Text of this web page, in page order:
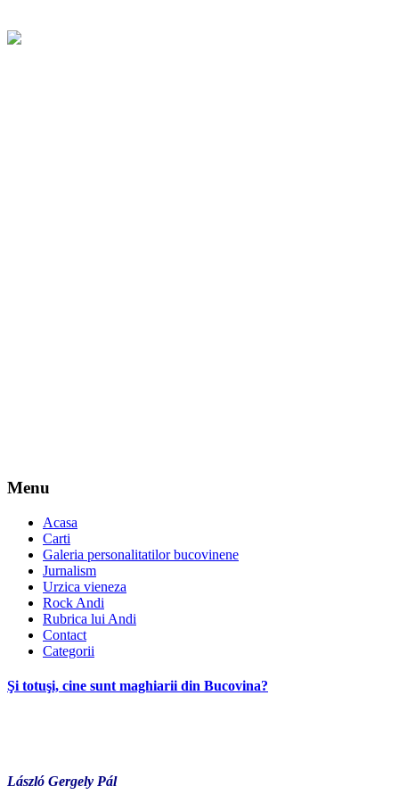
Menu
Acasa
Carti
Galeria personalitatilor bucovinene
Jurnalism
Urzica vieneza
Rock Andi
Rubrica lui Andi
Contact
Categorii
Şi totuşi, cine sunt maghiarii din Bucovina?
László Gergely Pál